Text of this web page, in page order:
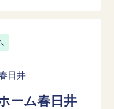
日井
ーム春日井